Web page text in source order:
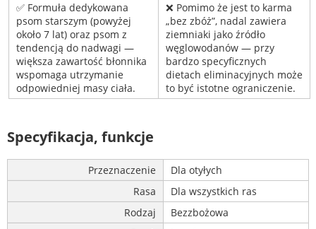
✅ Formuła dedykowana
psom starszym (powyżej
około 7 lat) oraz psom z
tendencją do nadwagi —
większa zawartość błonnika
wspomaga utrzymanie
odpowiedniej masy ciała.
❌ Pomimo że jest to karma
„bez zbóż”, nadal zawiera
ziemniaki jako źródło
węglowodanów — przy
bardzo specyficznych
dietach eliminacyjnych może
to być istotne ograniczenie.
Specyfikacja, funkcje
Przeznaczenie
Dla otyłych
Rasa
Dla wszystkich ras
Rodzaj
Bezzbożowa